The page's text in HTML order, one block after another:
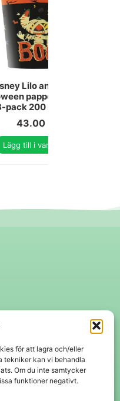
för att lagra och/eller
tekniker kan vi behandla
Om du inte samtycker
funktioner negativt.
Lilo and Stitch
pappersmuggar
pack 200 ml FSC
43.00
Lägg till i varukorg
Swish